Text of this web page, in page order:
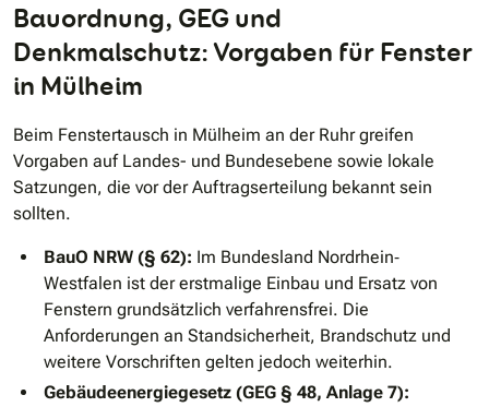
Bauordnung, GEG und
Denkmalschutz: Vorgaben für Fenster
in Mülheim
Beim Fenstertausch in Mülheim an der Ruhr greifen
Vorgaben auf Landes- und Bundesebene sowie lokale
Satzungen, die vor der Auftragserteilung bekannt sein
sollten.
BauO NRW (§ 62): Im Bundesland Nordrhein‐
Westfalen ist der erstmalige Einbau und Ersatz von
Fenstern grundsätzlich verfahrensfrei. Die
Anforderungen an Standsicherheit, Brandschutz und
weitere Vorschriften gelten jedoch weiterhin.
Gebäudeenergiegesetz (GEG § 48, Anlage 7):